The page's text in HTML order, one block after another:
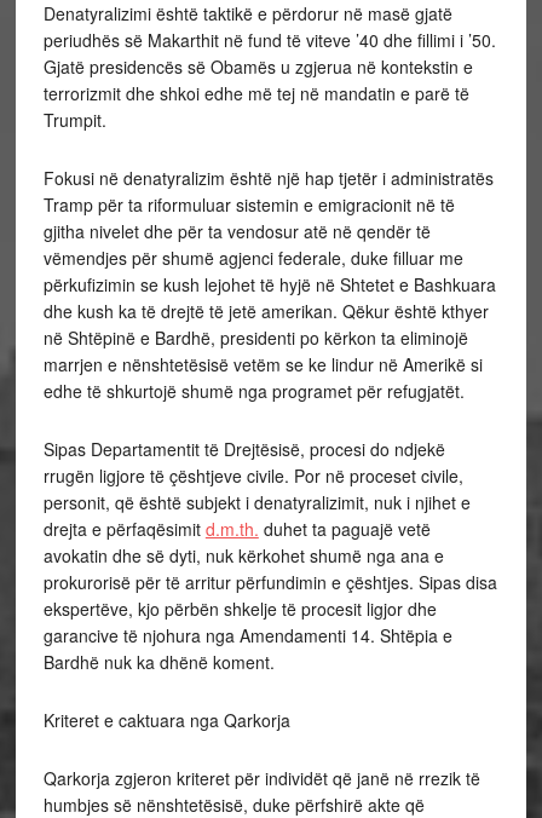
Denatyralizimi është taktikë e përdorur në masë gjatë
periudhës së Makarthit në fund të viteve ’40 dhe fillimi i ’50.
Gjatë presidencës së Obamës u zgjerua në kontekstin e
terrorizmit dhe shkoi edhe më tej në mandatin e parë të
Trumpit.
Fokusi në denatyralizim është një hap tjetër i administratës
Tramp për ta riformuluar sistemin e emigracionit në të
gjitha nivelet dhe për ta vendosur atë në qendër të
vëmendjes për shumë agjenci federale, duke filluar me
përkufizimin se kush lejohet të hyjë në Shtetet e Bashkuara
dhe kush ka të drejtë të jetë amerikan. Qëkur është kthyer
në Shtëpinë e Bardhë, presidenti po kërkon ta eliminojë
marrjen e nënshtetësisë vetëm se ke lindur në Amerikë si
edhe të shkurtojë shumë nga programet për refugjatët.
Sipas Departamentit të Drejtësisë, procesi do ndjekë
rrugën ligjore të çështjeve civile. Por në proceset civile,
personit, që është subjekt i denatyralizimit, nuk i njihet e
drejta e përfaqësimit d.m.th. duhet ta paguajë vetë
avokatin dhe së dyti, nuk kërkohet shumë nga ana e
prokurorisë për të arritur përfundimin e çështjes. Sipas disa
ekspertëve, kjo përbën shkelje të procesit ligjor dhe
garancive të njohura nga Amendamenti 14. Shtëpia e
Bardhë nuk ka dhënë koment.
Kriteret e caktuara nga Qarkorja
Qarkorja zgjeron kriteret për individët që janë në rrezik të
humbjes së nënshtetësisë, duke përfshirë akte që